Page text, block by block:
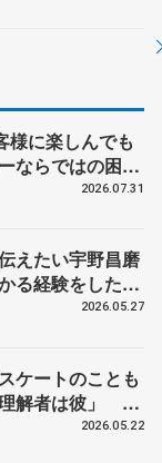
様に楽しんでも
ならではの困難
キャプテン松
2026.07.31
えたい宇野昌磨
る経験をした本
2026.05.27
ケートのことも
解者は彼」 引
ーで語った競技
2026.05.22